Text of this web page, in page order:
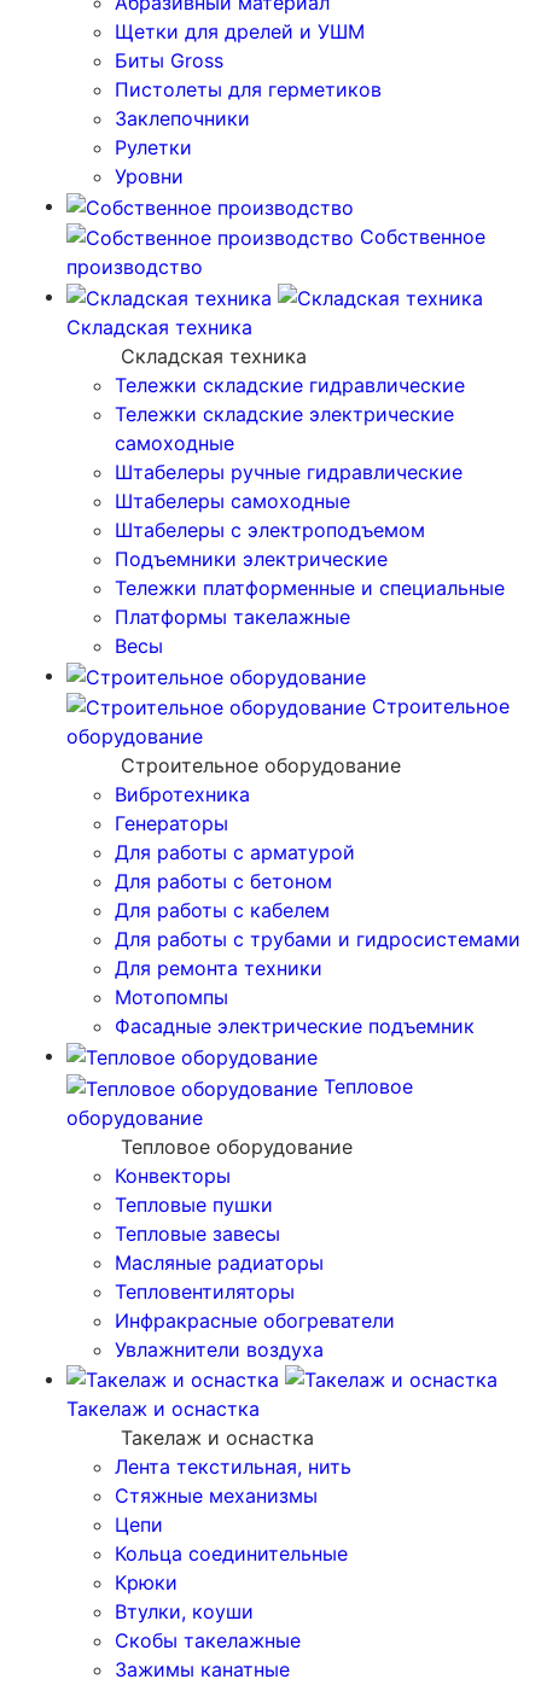
Щетки для дрелей и УШМ
Биты Gross
Пистолеты для герметиков
Заклепочники
Рулетки
Уровни
Собственное
производство
Складская техника
Складская техника
Тележки складские гидравлические
Тележки складские электрические
самоходные
Штабелеры ручные гидравлические
Штабелеры самоходные
Штабелеры с электроподъемом
Подъемники электрические
Тележки платформенные и специальные
Платформы такелажные
Весы
Строительное
оборудование
Строительное оборудование
Вибротехника
Генераторы
Для работы с арматурой
Для работы с бетоном
Для работы с кабелем
Для работы с трубами и гидросистемами
Для ремонта техники
Мотопомпы
Фасадные электрические подъемник
Тепловое
оборудование
Тепловое оборудование
Конвекторы
Тепловые пушки
Тепловые завесы
Масляные радиаторы
Тепловентиляторы
Инфракрасные обогреватели
Увлажнители воздуха
Такелаж и оснастка
Такелаж и оснастка
Лента текстильная, нить
Стяжные механизмы
Цепи
Кольца соединительные
Крюки
Втулки, коуши
Скобы такелажные
Зажимы канатные